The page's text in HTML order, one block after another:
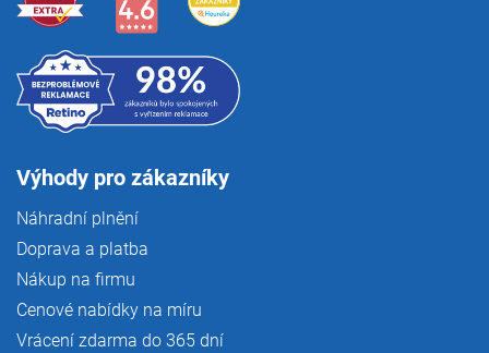
Výhody pro zákazníky
Náhradní plnění
Doprava a platba
Nákup na firmu
Cenové nabídky na míru
Vrácení zdarma do 365 dní